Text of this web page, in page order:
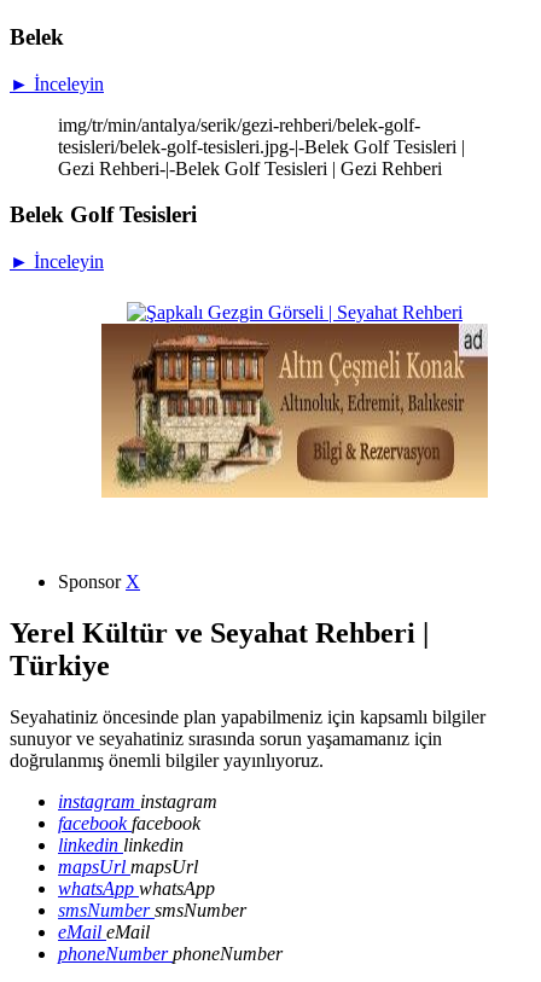
Belek
► İnceleyin
img/tr/min/antalya/serik/gezi-rehberi/belek-golf-
tesisleri/belek-golf-tesisleri.jpg-|-Belek Golf Tesisleri |
Gezi Rehberi-|-Belek Golf Tesisleri | Gezi Rehberi
Belek Golf Tesisleri
► İnceleyin
Sponsor X
Yerel Kültür ve Seyahat Rehberi |
Türkiye
Seyahatiniz öncesinde plan yapabilmeniz için kapsamlı bilgiler
sunuyor ve seyahatiniz sırasında sorun yaşamamanız için
doğrulanmış önemli bilgiler yayınlıyoruz.
instagram instagram
facebookfacebook
linkedin linkedin
mapsUrl mapsUrl
whatsApp whatsApp
smsNumbersmsNumber
eMail eMail
phoneNumberphoneNumber